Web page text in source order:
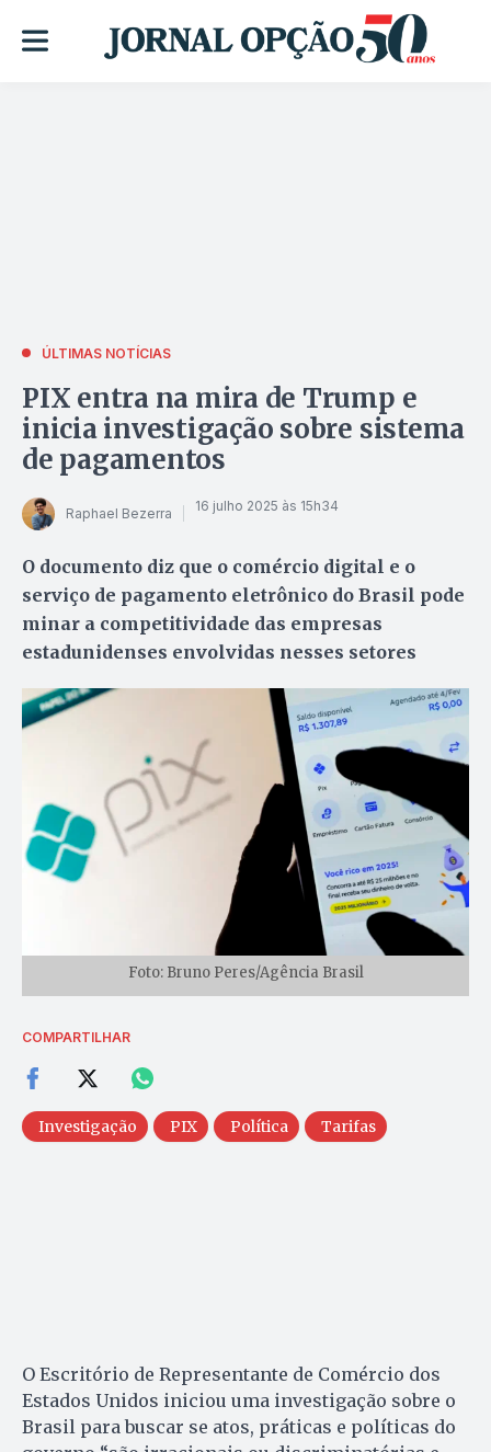
ÚLTIMAS NOTÍCIAS
PIX entra na mira de Trump e
inicia investigação sobre sistema
de pagamentos
Raphael Bezerra 16 julho 2025 às 15h34
O documento diz que o comércio digital e o
serviço de pagamento eletrônico do Brasil pode
minar a competitividade das empresas
estadunidenses envolvidas nesses setores
Foto: Bruno Peres/Agência Brasil
COMPARTILHAR
Investigação PIX Política Tarifas
O Escritório de Representante de Comércio dos
Estados Unidos iniciou uma investigação sobre o
Brasil para buscar se atos, práticas e políticas do